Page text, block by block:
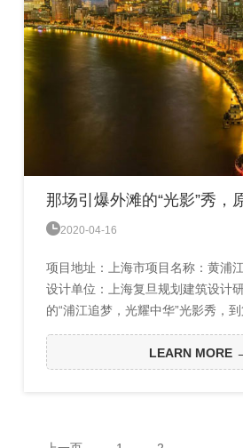
2020-04-16
项目地址：上海市项目名称：黄浦
设计单位：上海复旦规划建筑设计
的“浦江追梦，光耀中华”光影秀，
兰之城”灯光表演，浦江两岸景观
教授带领的复旦设计院照明所团队3
2016年起，复旦设计院便配合有关
LEARN MORE